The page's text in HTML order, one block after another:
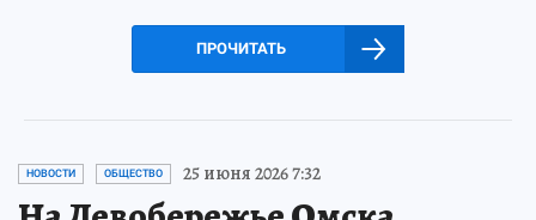
ПРОЧИТАТЬ
НОВОСТИ ОБЩЕСТВО 25 июня 2026 7:32